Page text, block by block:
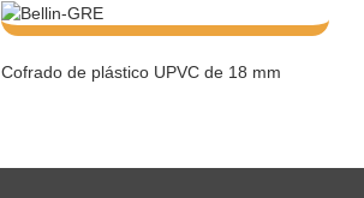
Cofrado de plástico UPVC de 18 mm